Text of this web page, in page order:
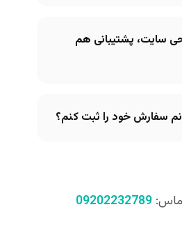
سایت، پشتیبانی هم
سفارش خود را ثبت کنم؟
09202232789